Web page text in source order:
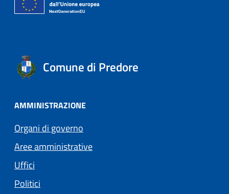
Comune di Predore
AMMINISTRAZIONE
Organi di governo
Aree amministrative
Uffici
Politici